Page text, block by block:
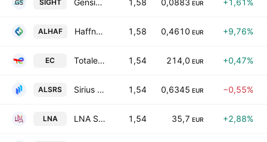
SIGHT Gensight Biologics SA 1,58 0,0883 EUR +1,61%
ALHAF Haffner Energy SAS 1,58 0,4610 EUR +9,76%
EC Totalenergies EP Gabon 1,54 214,0 EUR +0,47%
ALSRS Sirius Media 1,54 0,6345 EUR −0,55%
LNA LNA Sante SA 1,54 35,7 EUR +2,88%